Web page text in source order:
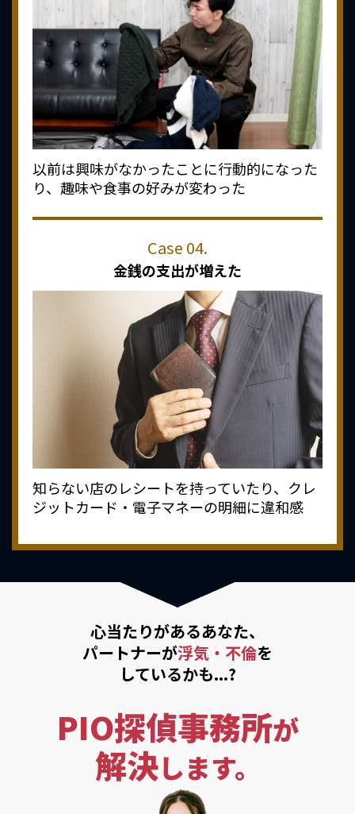
以前は興味がなかったことに行動的になった
り、趣味や食事の好みが変わった
金銭の支出が増えた
知らない店のレシートを持っていたり、クレ
ジットカード・電子マネーの明細に違和感
心当たりがあるあなた、
パートナーが浮気・不倫を
しているかも...?
PIO探偵事務所が
解決します。